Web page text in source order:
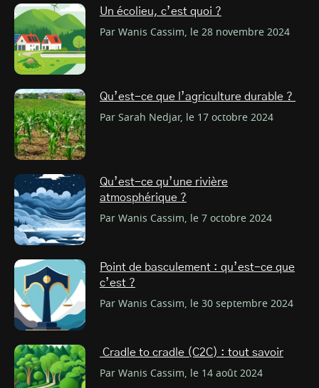
Un écolieu, c’est quoi ?
Par Wanis Cassim, le 28 novembre 2024
Qu’est-ce que l’agriculture durable ?
Par Sarah Nedjar, le 17 octobre 2024
Qu’est-ce qu’une rivière
atmosphérique ?
Par Wanis Cassim, le 7 octobre 2024
Point de basculement : qu’est-ce que
c’est ?
Par Wanis Cassim, le 30 septembre 2024
Cradle to cradle (C2C) : tout savoir
Par Wanis Cassim, le 14 août 2024